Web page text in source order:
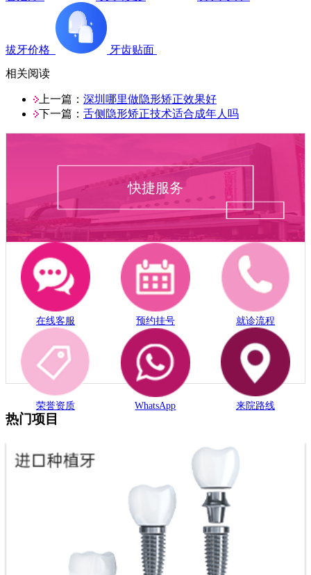
拔牙价格
牙齿贴面
相关阅读
上一篇： 深圳哪里做隐形矫正效果好
下一篇： 舌侧隐形矫正技术适合成年人吗
快捷服务
在线客服 预约挂号 就诊流程
荣誉资质 WhatsApp 来院路线
热门项目